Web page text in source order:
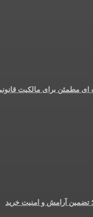
ای مطمئن برای مالکیت
آرامش و امنیت خرید